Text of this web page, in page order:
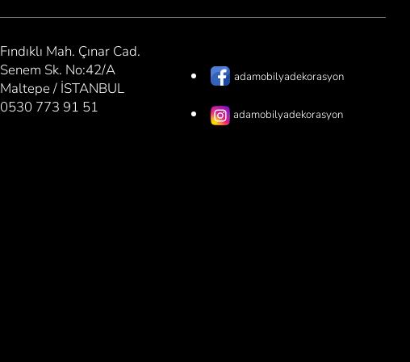
Fındıklı Mah. Çınar Cad.
Senem Sk. No:42/A
Maltepe / İSTANBUL
0530 773 91 51
adamobilyadekorasyon
adamobilyadekorasyon